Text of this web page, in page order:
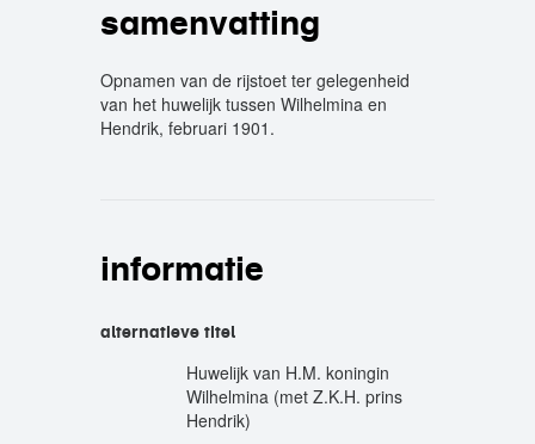
samenvatting
Opnamen van de rijstoet ter gelegenheid
van het huwelijk tussen Wilhelmina en
Hendrik, februari 1901.
informatie
alternatieve titel
Huwelijk van H.M. koningin
Wilhelmina (met Z.K.H. prins
Hendrik)